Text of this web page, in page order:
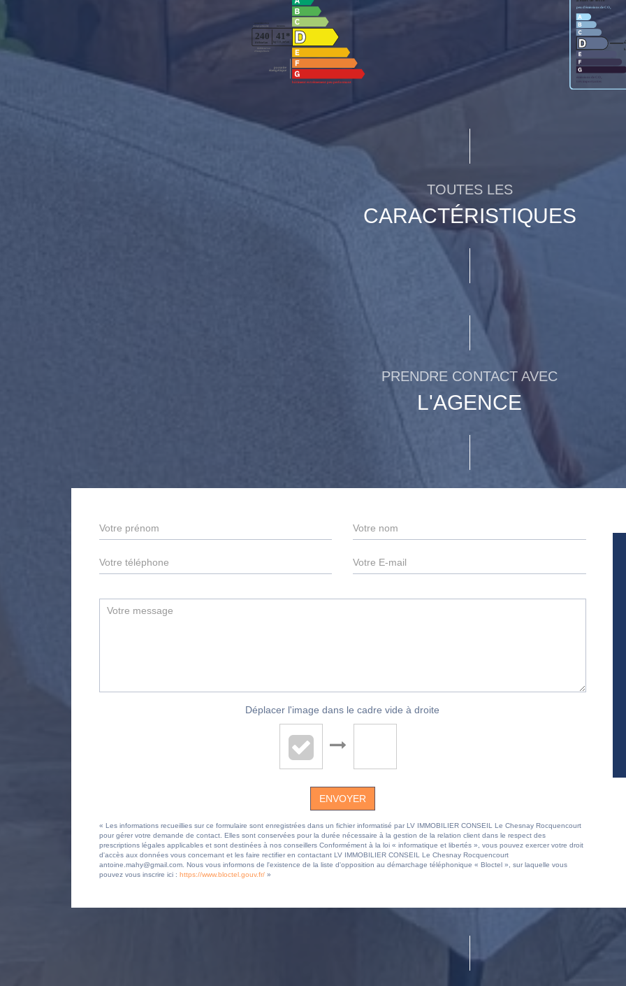
TOUTES LES
CARACTÉRISTIQUES
PRENDRE CONTACT AVEC
L'AGENCE
Déplacer l'image dans le cadre vide à droite
ENVOYER
« Les informations recueillies sur ce formulaire sont enregistrées dans un fichier informatisé par LV IMMOBILIER CONSEIL Le Chesnay Rocquencourt
pour gérer votre demande de contact. Elles sont conservées pour la durée nécessaire à la gestion de la relation client dans le respect des
prescriptions légales applicables et sont destinées à nos conseillers Conformément à la loi « informatique et libertés », vous pouvez exercer votre droit
d'accès aux données vous concernant et les faire rectifier en contactant LV IMMOBILIER CONSEIL Le Chesnay Rocquencourt
antoine.mahy@gmail.com. Nous vous informons de l'existence de la liste d'opposition au démarchage téléphonique « Bloctel », sur laquelle vous
pouvez vous inscrire ici : https://www.bloctel.gouv.fr/ »